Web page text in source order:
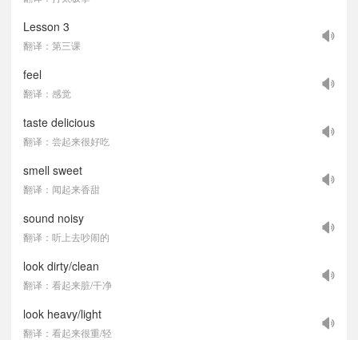
Lesson 3
翻译：第三课
feel
翻译：感觉
taste delicious
翻译：尝起来很好吃
smell sweet
翻译：闻起来香甜
sound noisy
翻译：听上去吵闹的
look dirty/clean
翻译：看起来脏/干净
look heavy/light
翻译：看起来很重/轻